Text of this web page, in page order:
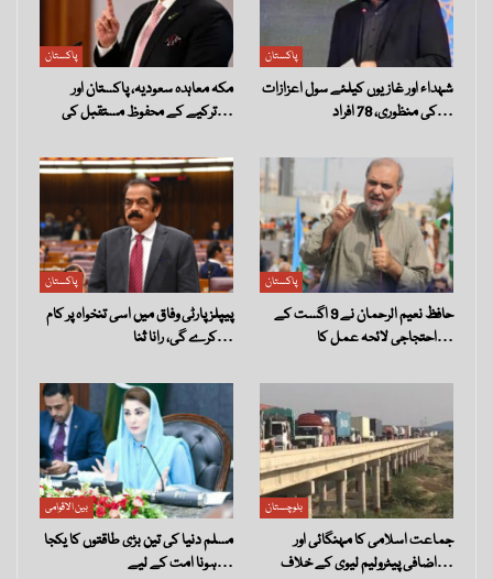
پاکستان
مکہ معاہدہ سعودیہ، پاکستان اور
ترکیے کے محفوظ مستقبل کی…
پاکستان
شہداء اور غازیوں کیلئے سول اعزازات
کی منظوری، 78 افراد…
پاکستان
پیپلز پارٹی وفاق میں اسی تنخواہ پر کام
کرے گی، رانا ثنا…
پاکستان
حافظ نعیم الرحمان نے 9 اگست کے
احتجاجی لائحہ عمل کا…
بین الاقوامی
مسلم دنیا کی تین بڑی طاقتوں کا یکجا
ہونا امت کے لیے…
بلوچستان
جماعت اسلامی کا مہنگائی اور
اضافی پیٹرولیم لیوی کے خلاف…